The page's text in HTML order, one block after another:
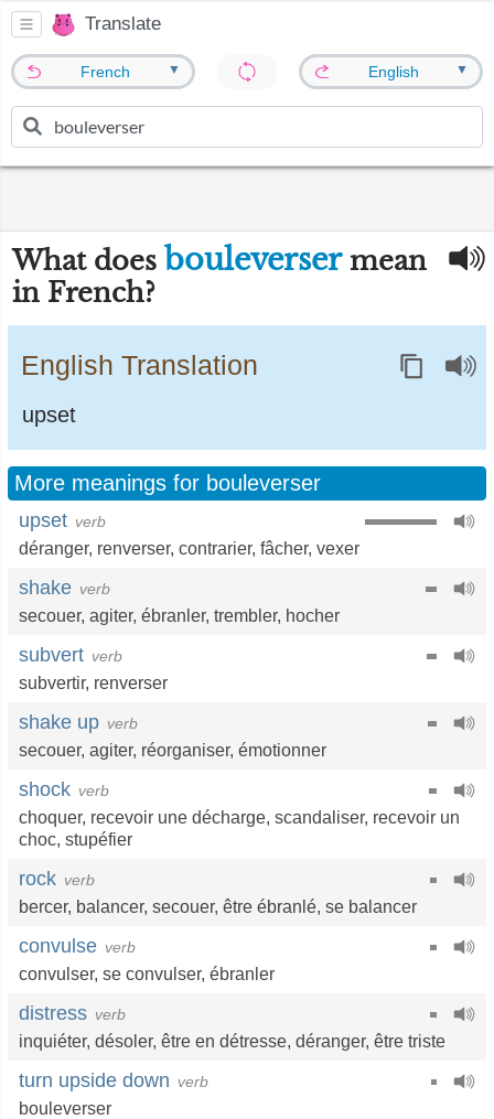
Translate
French ▼ English ▼
What does bouleversermean
in French?
English Translation
upset
More meanings for bouleverser
upset verb
déranger, renverser, contrarier, fâcher, vexer
shake verb
secouer, agiter, ébranler, trembler, hocher
subvert verb
subvertir, renverser
shake up verb
secouer, agiter, réorganiser, émotionner
shock verb
choquer, recevoir une décharge, scandaliser, recevoir un
choc, stupéfier
rock verb
bercer, balancer, secouer, être ébranlé, se balancer
convulse verb
convulser, se convulser, ébranler
distress verb
inquiéter, désoler, être en détresse, déranger, être triste
turn upside down verb
bouleverser